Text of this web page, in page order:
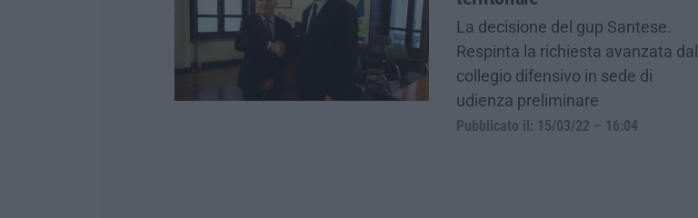
La decisione del gup Santese.
Respinta la richiesta avanzata dal
collegio difensivo in sede di
udienza preliminare
Pubblicato il: 15/03/22 – 16:04